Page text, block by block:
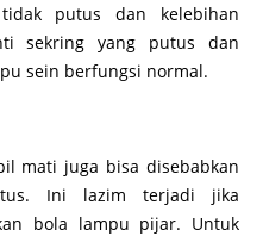
putus dan kelebihan
sekring yang putus dan
sein berfungsi normal.
mati juga bisa disebabkan
Ini lazim terjadi jika
bola lampu pijar. Untuk